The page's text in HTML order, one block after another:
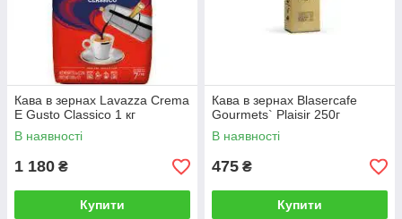
Кава в зернах Lavazza Crema
E Gusto Classico 1 кг
В наявності
1 180 ₴
Купити
Кава в зернах Blasercafe
Gourmets` Plaisir 250г
В наявності
475 ₴
Купити